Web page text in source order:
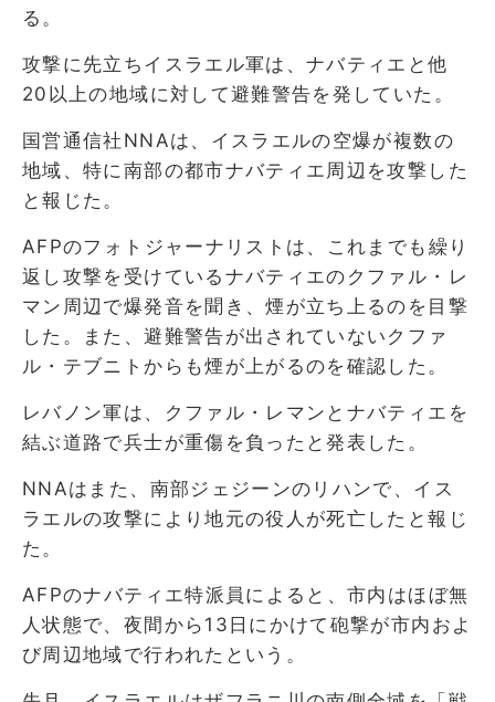
る。
攻撃に先立ちイスラエル軍は、ナバティエと他
20以上の地域に対して避難警告を発していた。
国営通信社NNAは、イスラエルの空爆が複数の
地域、特に南部の都市ナバティエ周辺を攻撃した
と報じた。
AFPのフォトジャーナリストは、これまでも繰り
返し攻撃を受けているナバティエのクファル・レ
マン周辺で爆発音を聞き、煙が立ち上るのを目撃
した。また、避難警告が出されていないクファ
ル・テブニトからも煙が上がるのを確認した。
レバノン軍は、クファル・レマンとナバティエを
結ぶ道路で兵士が重傷を負ったと発表した。
NNAはまた、南部ジェジーンのリハンで、イス
ラエルの攻撃により地元の役人が死亡したと報じ
た。
AFPのナバティエ特派員によると、市内はほぼ無
人状態で、夜間から13日にかけて砲撃が市内およ
び周辺地域で行われたという。